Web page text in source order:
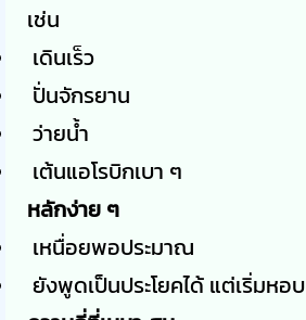
เช่น
เดินเร็ว
ปั่นจักรยาน
ว่ายน้ำ
เต้นแอโรบิกเบา ๆ
หลักง่าย ๆ
เหนื่อยพอประมาณ
ยังพูดเป็นประโยคได้ แต่เริ่มหอบ